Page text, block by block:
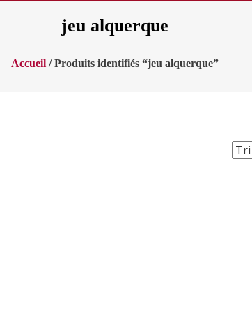
jeu alquerque
Accueil / Produits identifiés “jeu alquerque”